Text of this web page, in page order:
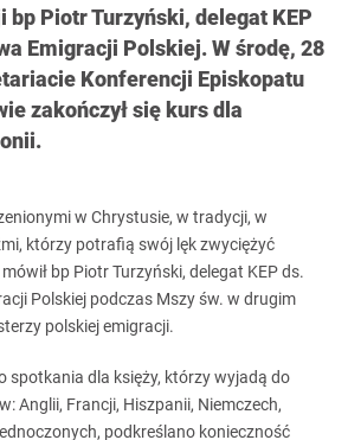
Piotr Turzyński, delegat KEP
Emigracji Polskiej. W środę, 28
Konferencji Episkopatu
zakończył się kurs dla
w Chrystusie, w tradycji, w
którzy potrafią swój lęk zwyciężyć
bp Piotr Turzyński, delegat KEP ds.
Polskiej podczas Mszy św. w drugim
polskiej emigracji.
spotkania dla księży, którzy wyjadą do
Anglii, Francji, Hiszpanii, Niemczech,
podkreślano konieczność